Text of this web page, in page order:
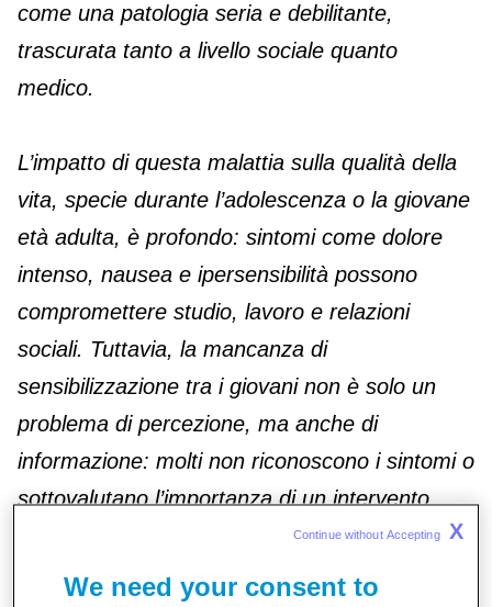
come una patologia seria e debilitante,
trascurata tanto a livello sociale quanto
medico.
L’impatto di questa malattia sulla qualità della
vita, specie durante l’adolescenza o la giovane
età adulta, è profondo: sintomi come dolore
intenso, nausea e ipersensibilità possono
compromettere studio, lavoro e relazioni
sociali. Tuttavia, la mancanza di
sensibilizzazione tra i giovani non è solo un
problema di percezione, ma anche di
informazione: molti non riconoscono i sintomi o
sottovalutano l’importanza di un intervento
medico, vivendo l’emicrania come una
condizione isolante e frustrante.
We need your consent to
Continue without Accepting X